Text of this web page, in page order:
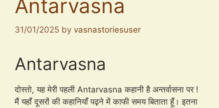
Antarvasna
31/01/2025 by vasnastoriesuser
Antarvasna
दोस्तो, यह मेरी पहली Antarvasna कहानी है अन्तर्वासना पर !
मैं यहाँ दूसरों की कहानियाँ पढ़ने में काफी समय बिताता हूँ। इतना